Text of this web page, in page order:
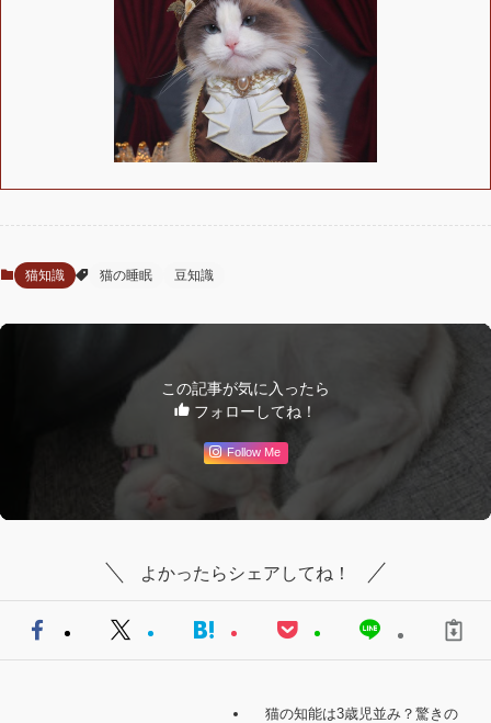
猫知識 猫の睡眠 豆知識
この記事が気に入ったら
フォローしてね！
Follow Me
よかったらシェアしてね！
猫の知能は3歳児並み？驚きの